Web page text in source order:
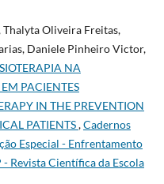
Oliveira Freitas,
Daniele Pinheiro Victor,
NA
PACIENTES
IN THE PREVENTION
PATIENTS,Cadernos
Especial - Enfrentamento
Revista Cientí­fica da Escola